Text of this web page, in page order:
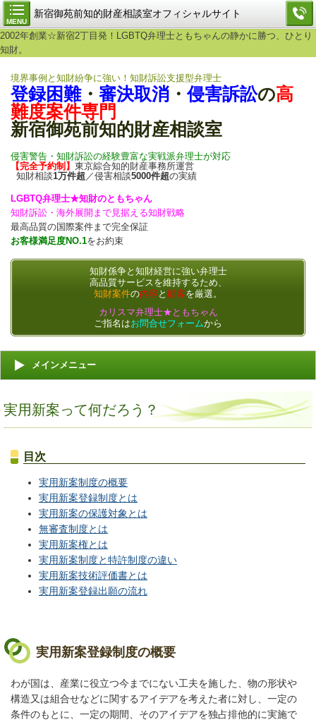
MENU
新宿御苑前知的財産相談室オフィシャルサイト
2002年創業☆新宿2丁目発！LGBTQ弁理士ともちゃんの静かに勝つ、ひとり
知財。
境界事例と知財紛争に強い！知財訴訟支援型弁理士
登録困難・ 審決取消 ・侵害訴訟の高
難度案件専門
新宿御苑前知的財産相談室
侵害警告・知財訴訟の経験豊富な実戦派弁理士が対応
【完全予約制】 東京綜合知的財産事務所運営
知財相談1万件超 ／侵害相談5000件超の実績
LGBTQ弁理士★知財のともちゃん
知財訴訟・海外展開まで見据える知財戦略
最高品質の国際案件まで完全保証
お客様満足度NO.1をお約束
知財係争と知財経営に強い弁理士
高品質サービスを維持するため、
知財案件の内容 と 顧客を厳選。
カリスマ弁理士★ともちゃん
ご指名はお問合せフォームから
メインメニュー
実用新案って何だろう？
目次
実用新案制度の概要
実用新案登録制度とは
実用新案の保護対象とは
無審査制度とは
実用新案権とは
実用新案制度と特許制度の違い
実用新案技術評価書とは
実用新案登録出願の流れ
実用新案登録制度の概要
わが国は、産業に役立つ今までにない工夫を施した、物の形状や
構造又は組合せなどに関するアイデアを考えた者に対し、一定の
条件のもとに、一定の期間、そのアイデアを独占排他的に実施で